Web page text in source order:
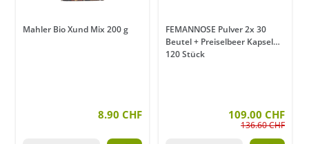
Mahler Bio Xund Mix 200 g
8.90 CHF
FEMANNOSE Pulver 2x 30
Beutel + Preiselbeer Kapseln
120 Stück
109.00 CHF
136.60 CHF